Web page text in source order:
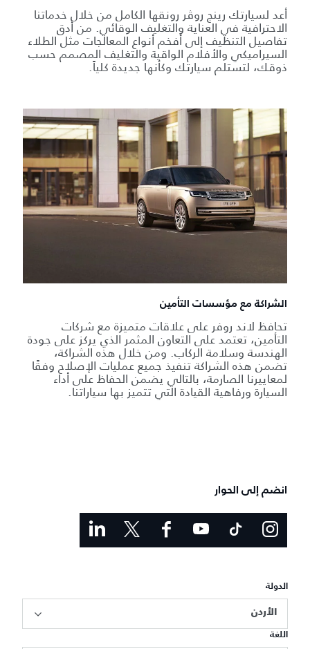
أعد لسيارتك رينج روڤر رونقها الكامل من خلال خدماتنا
الاحترافية في العناية والتغليف الوقائي. من أدق
تفاصيل التنظيف إلى أفخم أنواع المعالجات مثل الطلاء
السيراميكي والأفلام الواقية والتغليف المصمم حسب
ذوقك، لتستلم سيارتك وكأنها جديدة كلياً.
الشراكة مع مؤسسات التأمين
تحافظ لاند روفر على علاقات متميزة مع شركات
التأمين، تعتمد على التعاون المثمر الذي يركز على جودة
الهندسة وسلامة الركاب. ومن خلال هذه الشراكة،
تضمن هذه الشراكة تنفيذ جميع عمليات الإصلاح وفقًا
لمعاييرنا الصارمة، بالتالي يضمن الحفاظ على أداء
السيارة ورفاهية القيادة التي تتميز بها سياراتنا.
انضم إلى الحوار
الدولة
الأردن
اللغة